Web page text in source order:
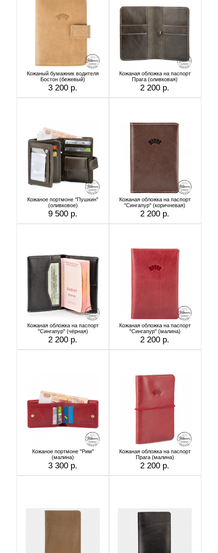
Кожаный бумажник водителя
Бостон (бежевый)
3 200 р.
Кожаная обложка на паспорт
Прага (оливковая)
2 200 р.
Кожаное портмоне "Пушкин"
(оливковое)
9 500 р.
Кожаная обложка на паспорт
"Сингапур" (коричневая)
2 200 р.
Кожаная обложка на паспорт
"Сингапур" (чёрная)
2 200 р.
Кожаная обложка на паспорт
"Сингапур" (малина)
2 200 р.
Кожаное портмоне "Рим"
(малина)
3 300 р.
Кожаная обложка на паспорт
Прага (малина)
2 200 р.